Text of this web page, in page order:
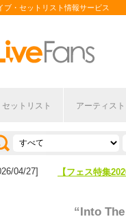
ブ・セットリスト情報サービス
セットリスト アーティスト
07/28] 【ライブ動員
04/27] 【フェス特集
“Into